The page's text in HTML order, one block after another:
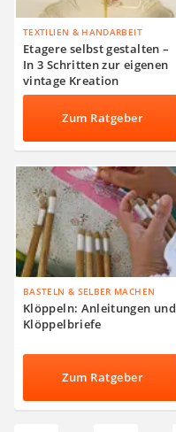
TEXTILIEN & HANDARBEIT
Etagere selbst gestalten –
In 3 Schritten zur eigenen
vintage Kreation
Zum Ratgeber
BASTELN & SELBER MACHEN
Klöppeln: Anleitungen und
Klöppelbriefe
Zum Ratgeber